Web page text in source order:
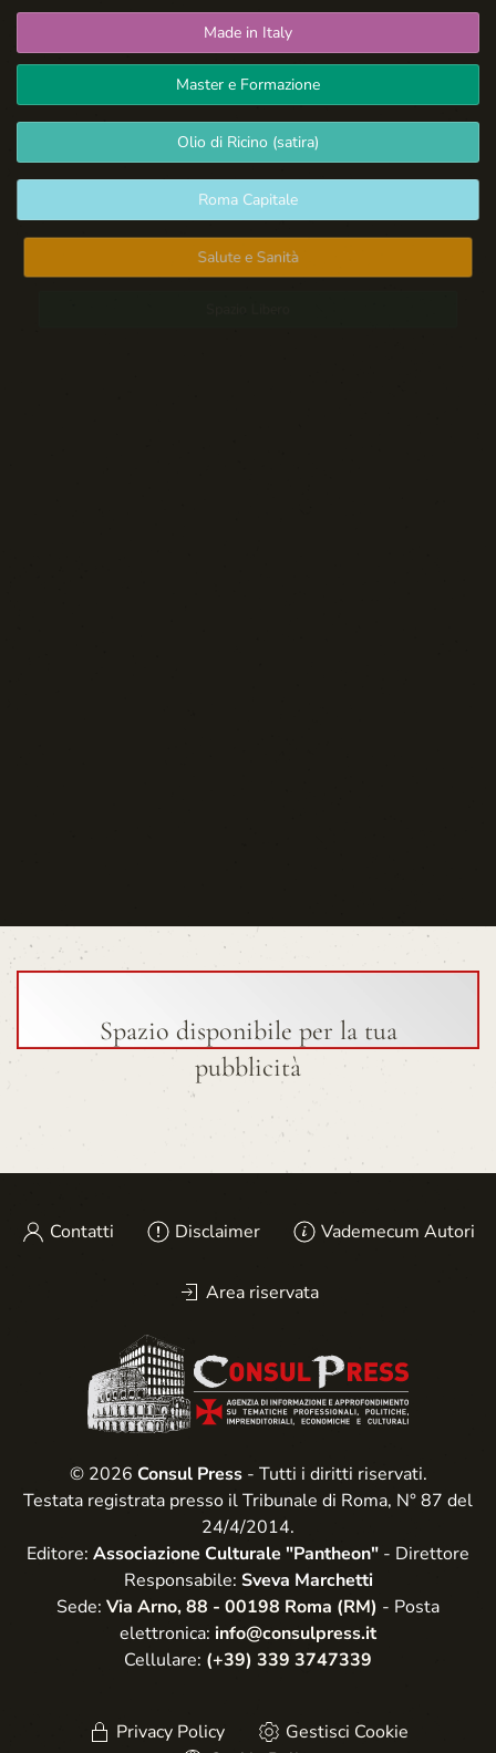
Made in Italy
Master e Formazione
Olio di Ricino (satira)
Roma Capitale
Salute e Sanità
Spazio disponibile per la tua
pubblicità
Contatti Disclaimer Vademecum Autori
Area riservata
© 2026 Consul Press- Tutti i diritti riservati.
Testata registrata presso il Tribunale di Roma, N° 87 del
24/4/2014.
Editore: Associazione Culturale "Pantheon" - Direttore
Responsabile: Sveva Marchetti
Sede: Via Arno, 88 - 00198 Roma (RM) - Posta
elettronica: info@consulpress.it
Cellulare: (+39) 339 3747339
Privacy Policy
Gestisci Cookie